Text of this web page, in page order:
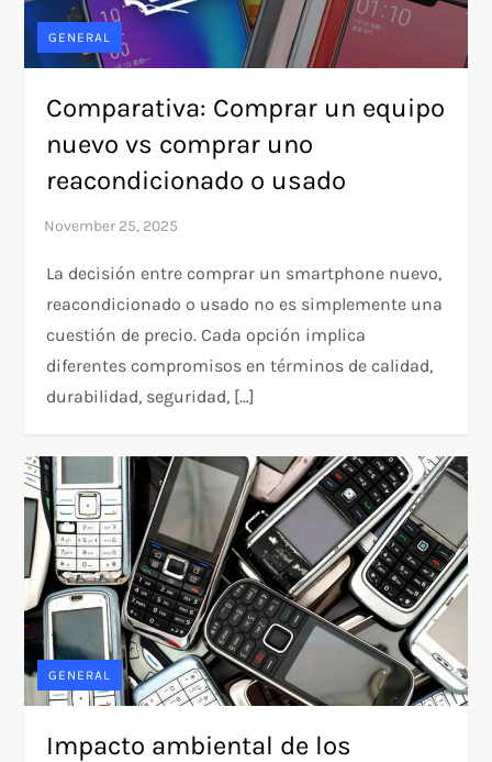
GENERAL
Comparativa: Comprar un equipo
nuevo vs comprar uno
reacondicionado o usado
La decisión entre comprar un smartphone nuevo,
reacondicionado o usado no es simplemente una
cuestión de precio. Cada opción implica
diferentes compromisos en términos de calidad,
durabilidad, seguridad, […]
GENERAL
Impacto ambiental de los